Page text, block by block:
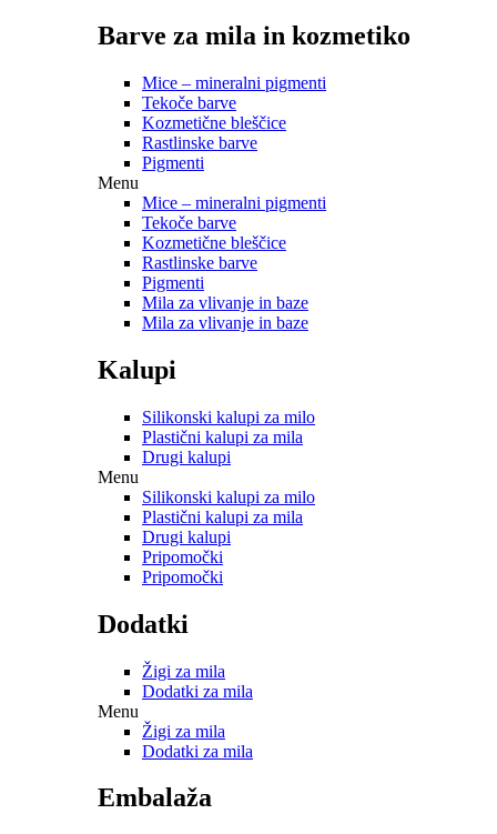
Barve za mila in kozmetiko
Mice – mineralni pigmenti
Tekoče barve
Kozmetične bleščice
Rastlinske barve
Pigmenti
Menu
Mice – mineralni pigmenti
Tekoče barve
Kozmetične bleščice
Rastlinske barve
Pigmenti
Mila za vlivanje in baze
Mila za vlivanje in baze
Kalupi
Silikonski kalupi za milo
Plastični kalupi za mila
Drugi kalupi
Menu
Silikonski kalupi za milo
Plastični kalupi za mila
Drugi kalupi
Pripomočki
Pripomočki
Dodatki
Žigi za mila
Dodatki za mila
Menu
Žigi za mila
Dodatki za mila
Embalaža